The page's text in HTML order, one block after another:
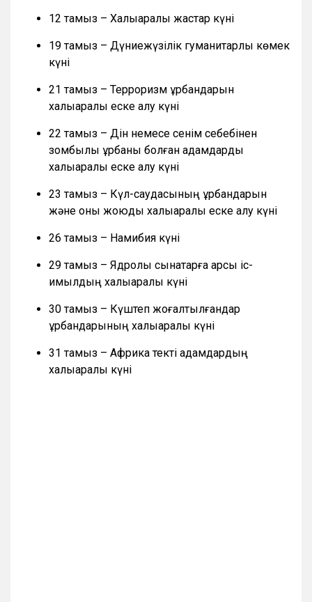
12 тамыз – Халықаралық жастар күні
19 тамыз – Дүниежүзілік гуманитарлық көмек
күні
21 тамыз – Терроризм құрбандарын
халықаралық еске алу күні
22 тамыз – Дін немесе сенім себебінен
зомбылық құрбаны болған адамдарды
халықаралық еске алу күні
23 тамыз – Күл-саудасының құрбандарын
және оны жоюды халықаралық еске алу күні
26 тамыз – Намибия күні
29 тамыз – Ядролық сынақтарға қарсы іс-
қимылдың халықаралық күні
30 тамыз – Күштеп жоғалтылғандар
құрбандарының халықаралық күні
31 тамыз – Африка текті адамдардың
халықаралық күні